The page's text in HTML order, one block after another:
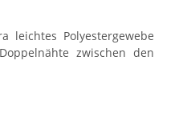
leichtes Polyestergewebe
zwischen den